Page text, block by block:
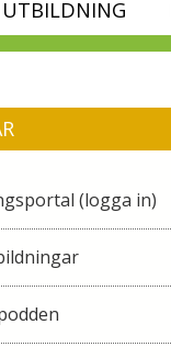
UTBILDNING
(logga in)